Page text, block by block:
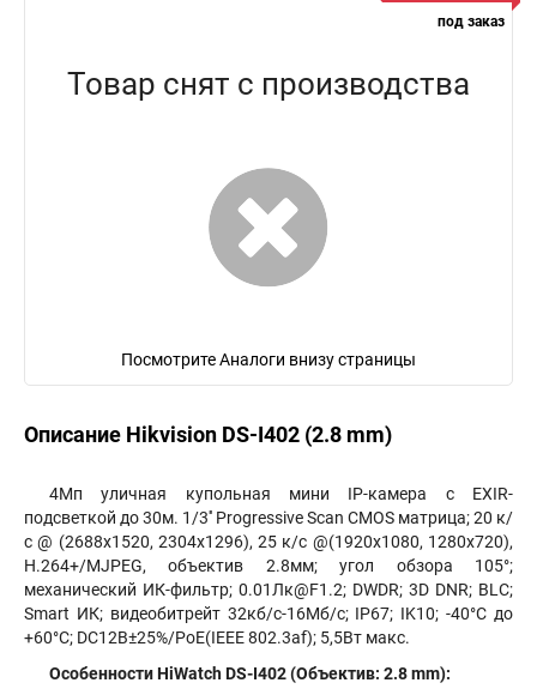
под заказ
Товар снят с производства
Посмотрите Аналоги внизу страницы
Описание Hikvision DS-I402 (2.8 mm)
4Мп уличная купольная мини IP-камера с EXIR-
подсветкой до 30м. 1/3'' Progressive Scan CMOS матрица; 20 к/
с @ (2688х1520, 2304х1296), 25 к/с @(1920х1080, 1280х720),
H.264+/MJPEG, объектив 2.8мм; угол обзора 105°;
механический ИК-фильтр; 0.01Лк@F1.2; DWDR; 3D DNR; BLC;
Smart ИК; видеобитрейт 32кб/с-16Мб/с; IP67; IK10; -40°C до
+60°C; DC12В±25%/PoE(IEEE 802.3af); 5,5Вт макс.
Особенности HiWatch DS-I402 (Объектив: 2.8 mm):